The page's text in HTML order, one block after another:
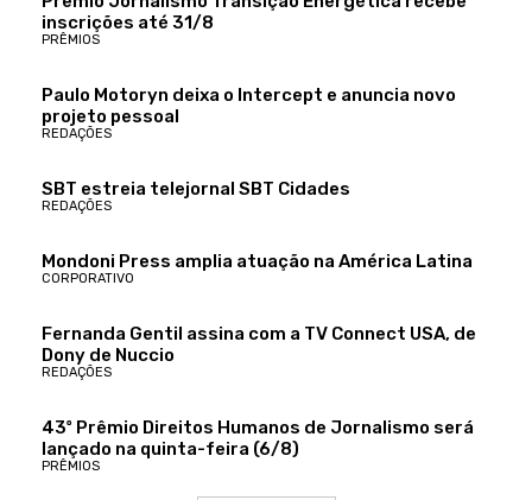
inscrições até 31/8
PRÊMIOS
Paulo Motoryn deixa o Intercept e anuncia novo
projeto pessoal
REDAÇÕES
SBT estreia telejornal SBT Cidades
REDAÇÕES
Mondoni Press amplia atuação na América Latina
CORPORATIVO
Fernanda Gentil assina com a TV Connect USA, de
Dony de Nuccio
REDAÇÕES
43º Prêmio Direitos Humanos de Jornalismo será
lançado na quinta-feira (6/8)
PRÊMIOS